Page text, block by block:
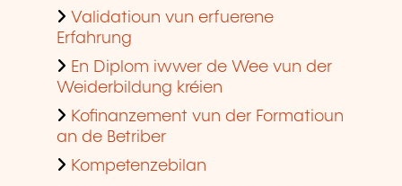
Validatioun vun erfuerene
Erfahrung
En Diplom iwwer de Wee vun der
Weiderbildung kréien
Kofinanzement vun der Formatioun
an de Betriber
Kompetenzebilan